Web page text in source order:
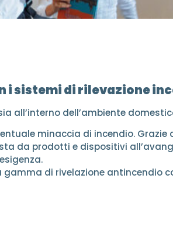
sistemi di rilevazione
all’interno dell’ambiente
minaccia di incendio.
da prodotti e dispositivi
gamma di rivelazione antincendio